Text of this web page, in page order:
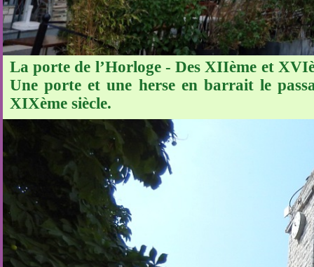
La porte de l’Horloge - Des XIIème et
Une porte et une herse en barrait le
XIXème siècle.